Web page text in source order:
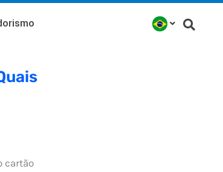
cartão